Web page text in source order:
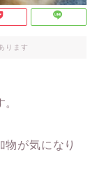
ります
が気になり